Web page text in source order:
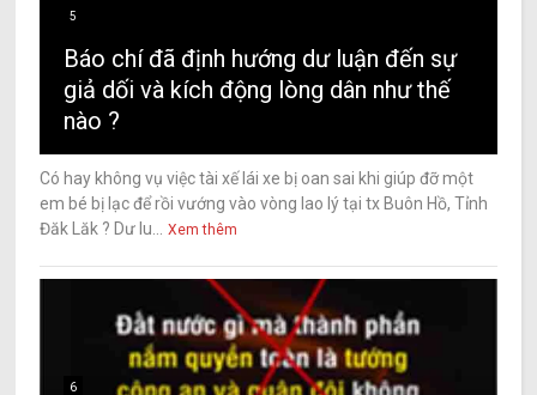
5
Báo chí đã định hướng dư luận đến sự
giả dối và kích động lòng dân như thế
nào ?
Có hay không vụ việc tài xế lái xe bị oan sai khi giúp đỡ một
em bé bị lạc để rồi vướng vào vòng lao lý tại tx Buôn Hồ, Tỉnh
Đăk Lăk ? Dư lu...
Xem thêm
6